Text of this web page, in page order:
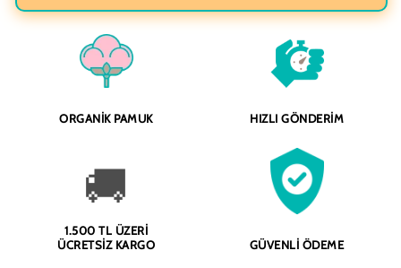
ORGANIK PAMUK HIZLI GÖNDERIM
🚚
1.500 TL ÜZERI
ÜCRETSIZ KARGO
GÜVENLI ÖDEME